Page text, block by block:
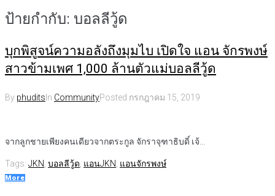
ป้ายกำกับ: บอลลีวู้ด
บุกพิสูจน์ความอลังถึงมุมไบ เปิดใจ แอน จักรพงษ์
สาวข้ามเพศ 1,000 ล้านตัวแม่บอลลีวู้ด
By phudits In CommunityPosted กรกฎาคม 15, 2019
จากลูกชายเพียงคนเดียวจากตระกูล จักราจุฑาธิบดิ์ เจ้...
Tags: JKN บอลลีวู้ด แอนJKN แอนจักรพงษ์
More